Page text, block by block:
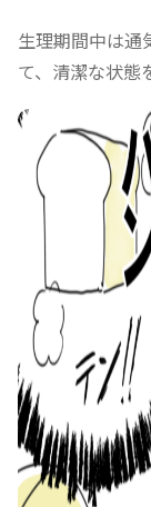
生理期間中は通
て、清潔な状態